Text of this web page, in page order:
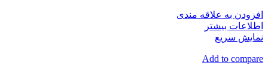
افزودن به علاقه مندی
اطلاعات بیشتر
نمایش سریع
Add to compare